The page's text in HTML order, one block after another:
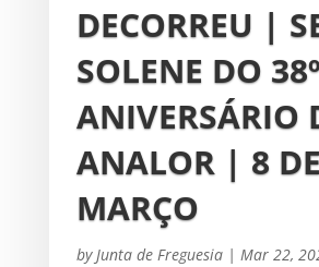
DECORREU |
SOLENE DO 38º
ANIVERSÁRIO
ANALOR | 8 DE
MARÇO
by Junta de Freguesia| Mar 22,